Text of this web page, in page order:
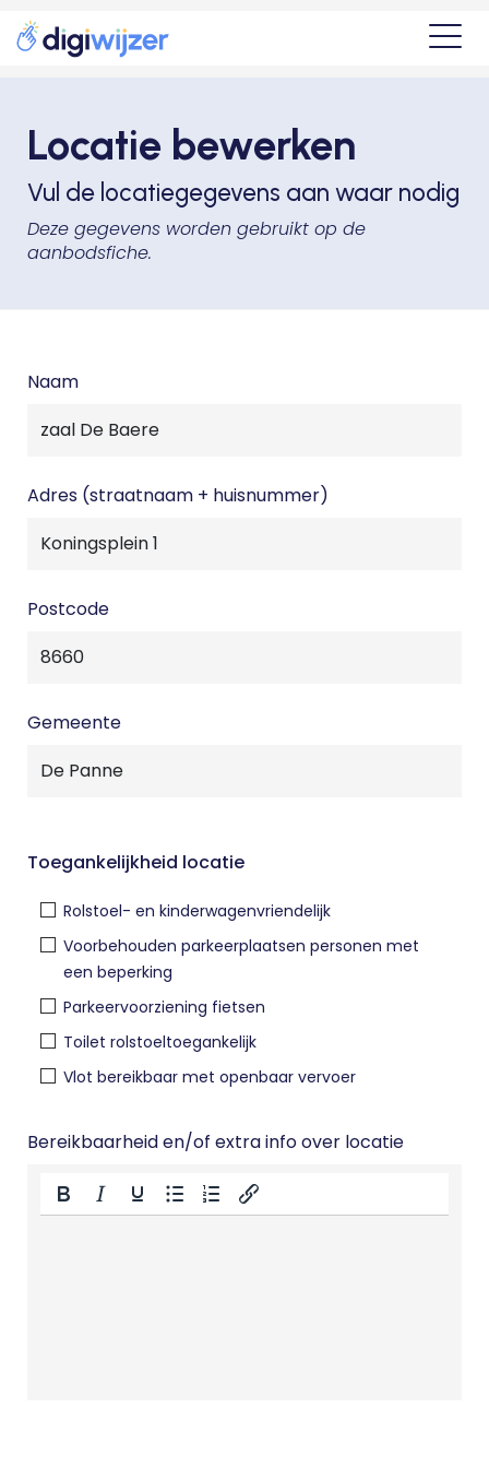
Locatie bewerken
Vul de locatiegegevens aan waar nodig
Deze gegevens worden gebruikt op de
aanbodsfiche.
Naam
Adres (straatnaam + huisnummer)
Postcode
Gemeente
Toegankelijkheid locatie
Rolstoel- en kinderwagenvriendelijk
Voorbehouden parkeerplaatsen personen met
een beperking
Parkeervoorziening fietsen
Toilet rolstoeltoegankelijk
Vlot bereikbaar met openbaar vervoer
Bereikbaarheid en/of extra info over locatie